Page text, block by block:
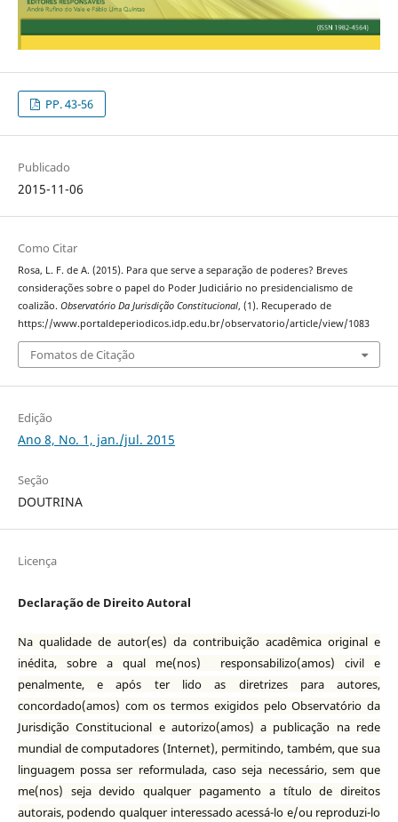
PP. 43-56
Publicado
2015-11-06
Como Citar
Rosa, L. F. de A. (2015). Para que serve a separação de poderes? Breves
considerações sobre o papel do Poder Judiciário no presidencialismo de
coalizão. Observatório Da Jurisdição Constitucional, (1). Recuperado de
https://www.portaldeperiodicos.idp.edu.br/observatorio/article/view/1083
Fomatos de Citação
Edição
Ano 8, No. 1, jan./jul. 2015
Seção
DOUTRINA
Licença
Declaração de Direito Autoral
Na qualidade de autor(es) da contribuição acadêmica original e
inédita, sobre a qual me(nos) responsabilizo(amos) civil e
penalmente, e após ter lido as diretrizes para autores,
concordado(amos) com os termos exigidos pelo Observatório da
Jurisdição Constitucional e autorizo(amos) a publicação na rede
mundial de computadores (Internet), permitindo, também, que sua
linguagem possa ser reformulada, caso seja necessário, sem que
me(nos) seja devido qualquer pagamento a título de direitos
autorais, podendo qualquer interessado acessá-lo e/ou reproduzi-lo